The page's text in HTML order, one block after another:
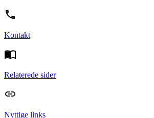
Kontakt
Relaterede sider
Nyttige links